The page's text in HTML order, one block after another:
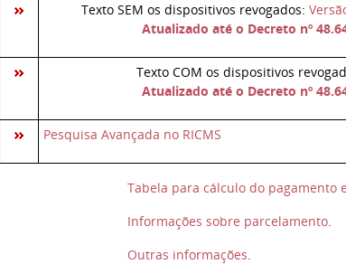
Texto SEM os dispositivos revogados:
Atualizado até o Decreto nº
Texto COM os dispositivos
Atualizado até o Decreto nº
Pesquisa Avançada no RICMS
Tabela para cálculo do pagamento
Informações sobre parcelamento.
Outras informações.